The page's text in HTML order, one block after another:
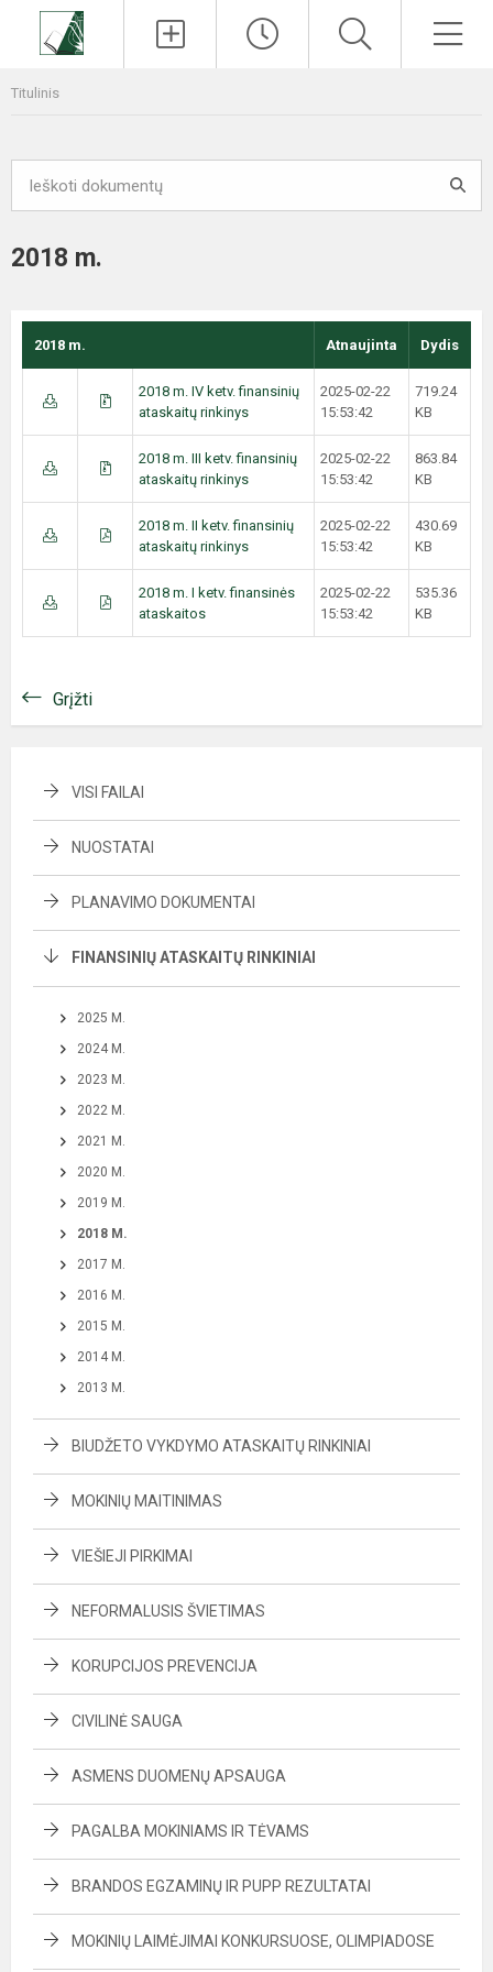
Titulinis
2018 m.
2018 m. Atnaujinta Dydis
2018 m. IV ketv. finansinių
ataskaitų rinkinys
2025-02-22
15:53:42
719.24
KB
2018 m. III ketv. finansinių
ataskaitų rinkinys
2025-02-22
15:53:42
863.84
KB
2018 m. II ketv. finansinių
ataskaitų rinkinys
2025-02-22
15:53:42
430.69
KB
2018 m. I ketv. finansinės
ataskaitos
2025-02-22
15:53:42
535.36
KB
Grįžti
VISI FAILAI
NUOSTATAI
PLANAVIMO DOKUMENTAI
FINANSINIŲ ATASKAITŲ RINKINIAI
2025 M.
2024 M.
2023 M.
2022 M.
2021 M.
2020 M.
2019 M.
2018 M.
2017 M.
2016 M.
2015 M.
2014 M.
2013 M.
BIUDŽETO VYKDYMO ATASKAITŲ RINKINIAI
MOKINIŲ MAITINIMAS
VIEŠIEJI PIRKIMAI
NEFORMALUSIS ŠVIETIMAS
KORUPCIJOS PREVENCIJA
CIVILINĖ SAUGA
ASMENS DUOMENŲ APSAUGA
PAGALBA MOKINIAMS IR TĖVAMS
BRANDOS EGZAMINŲ IR PUPP REZULTATAI
MOKINIŲ LAIMĖJIMAI KONKURSUOSE, OLIMPIADOSE